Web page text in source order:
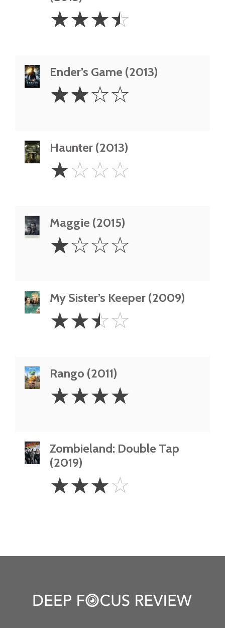
3.5
Stars
☆☆☆☆
Ender’s Game (2013)
Stars
☆☆☆☆
Haunter (2013)
Star
☆☆☆☆
Maggie (2015)
Star
☆☆☆☆
My Sister’s Keeper (2009)
2.5
Stars
☆☆☆☆
Rango (2011)
Stars
☆☆☆☆
Zombieland: Double Tap
(2019)
Stars
☆☆☆☆